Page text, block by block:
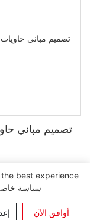
تصميم مباني
حقوق النشر © 2024 مجموعة
best experience
سياسة
أوافق الآن